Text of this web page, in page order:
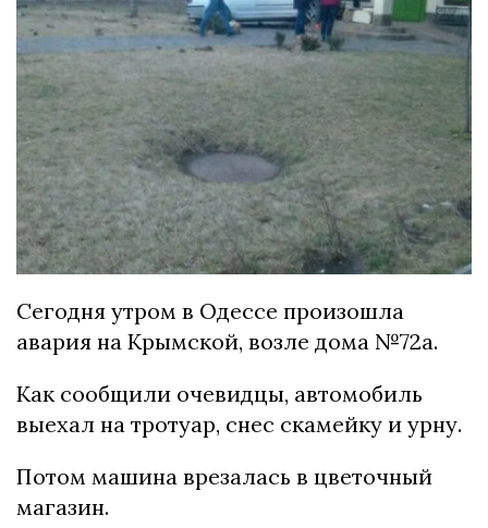
Сегодня утром в Одессе произошла
авария на Крымской, возле дома №72а.
Как сообщили очевидцы, автомобиль
выехал на тротуар, снес скамейку и урну.
Потом машина врезалась в цветочный
магазин.